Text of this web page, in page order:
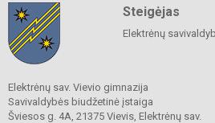
Steigėjas
Elektrėnų
Elektrėnų sav. Vievio gimnazija
Savivaldybės biudžetinė įstaiga
Šviesos g. 4A, 21375 Vievis, Elektrėnų sav.